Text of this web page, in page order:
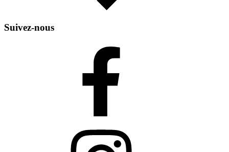
Suivez-nous